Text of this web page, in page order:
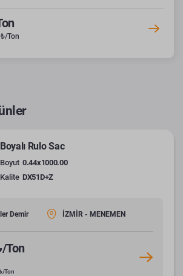
Ton
Boyalı Rulo Sac
Boyut 0.44x1000.00
Kalite DX51D+Z
Demir İZMİR - MENEMEN
Ton
Ton